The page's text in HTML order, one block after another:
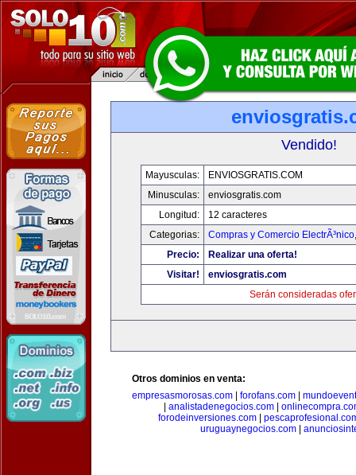
Vendido!
Mayusculas:
ENVIOSGRATIS.COM
Minusculas:
enviosgratis.com
Longitud:
12 caracteres
Categorias:
Compras y Comercio ElectrÃ³nico
Precio:
Realizar una oferta!
Visitar!
enviosgratis.com
Serán consideradas
Otros dominios en venta:
empresasmorosas.com
forofans.com
analistadenegocios.com
forodeinversiones.com
uruguaynegocios.com